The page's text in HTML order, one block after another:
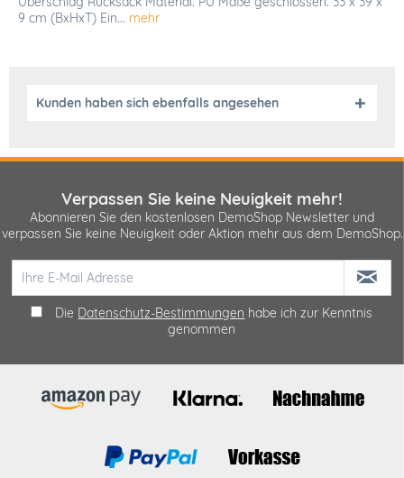
9 cm (BxHxT) Ein... mehr
Kunden haben sich ebenfalls angesehen
Verpassen Sie keine Neuigkeit mehr!
Abonnieren Sie den kostenlosen DemoShop Newsletter und
verpassen Sie keine Neuigkeit oder Aktion mehr aus dem DemoShop.
Die Datenschutz-Bestimmungen habe ich zur Kenntnis
genommen